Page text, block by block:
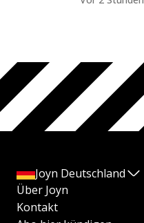
Joyn Deutschland
Über Joyn
Kontakt